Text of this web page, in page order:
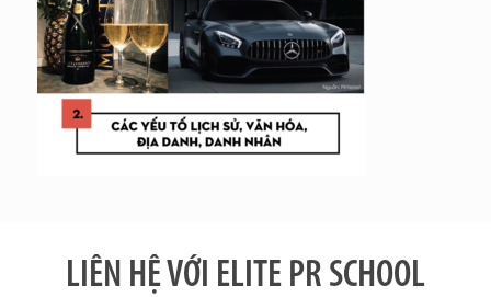
LIÊN HỆ VỚI ELITE PR SCHOOL